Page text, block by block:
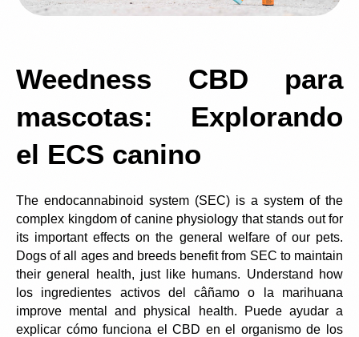
Weedness CBD para
mascotas: Explorando
el ECS canino
The endocannabinoid system (SEC) is a system of the
complex kingdom of canine physiology that stands out for
its important effects on the general welfare of our pets.
Dogs of all ages and breeds benefit from SEC to maintain
their general health, just like humans. Understand how
los ingredientes activos del câñamo o la marihuana
improve mental and physical health. Puede ayudar a
explicar cómo funciona el CBD en el organismo de los